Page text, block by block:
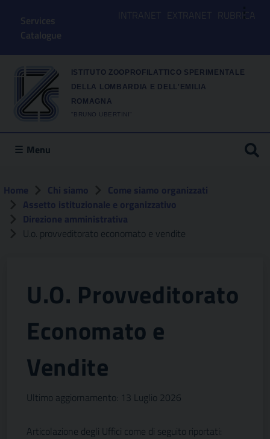
⋮
Services
Catalogue
INTRANET EXTRANET RUBRICA
ISTITUTO ZOOPROFILATTICO SPERIMENTALE
DELLA LOMBARDIA E DELL'EMILIA
ROMAGNA
"BRUNO UBERTINI"
Menu
Home Chi siamo
Come siamo organizzati
Assetto istituzionale e organizzativo
Direzione amministrativa
U.o. provveditorato economato e vendite
U.O. Provveditorato
Economato e
Vendite
Ultimo aggiornamento: 13 Luglio 2026
Articolazione degli Uffici come di seguito riportati: